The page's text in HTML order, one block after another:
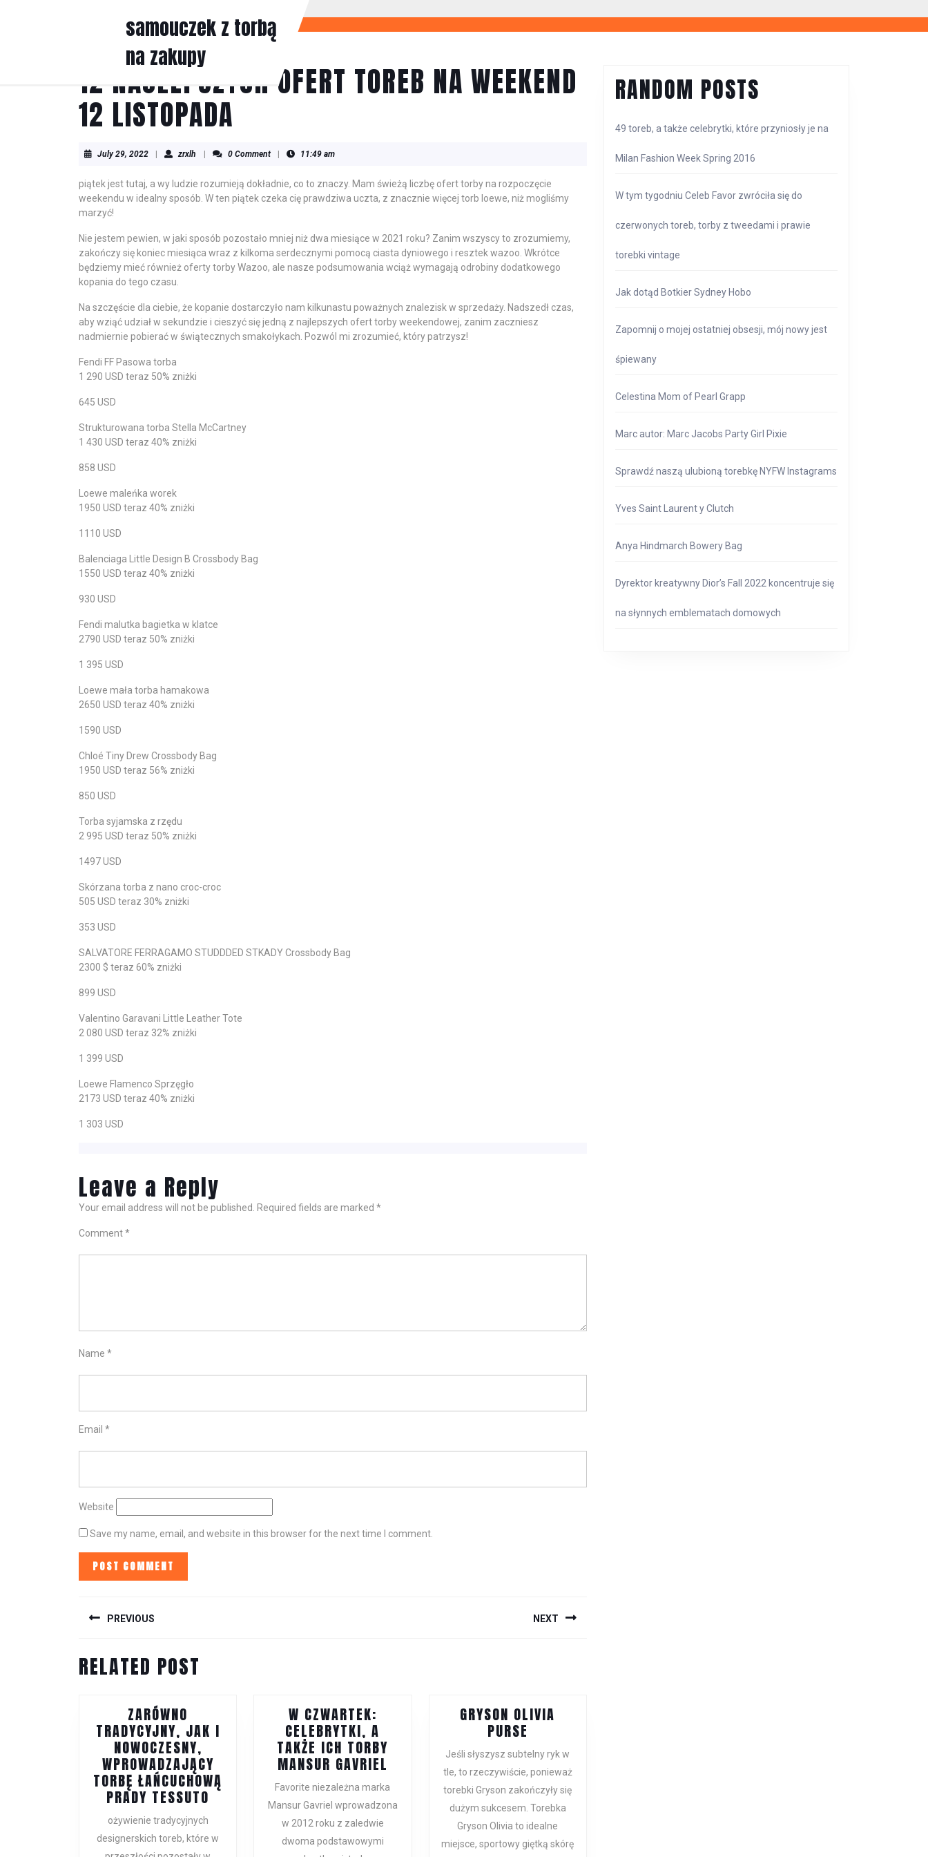
samouczek z torbą
na zakupy
12 NAJLEPSZYCH OFERT TOREB NA WEEKEND
12 LISTOPADA
July 29, 2022July
zrxlh zrxlh 0 Comment 11:49 am
piątek jest tutaj, a wy ludzie rozumieją dokładnie, co to znaczy. Mam świeżą liczbę ofert torby na rozpoczęcie
weekendu w idealny sposób. W ten piątek czeka cię prawdziwa uczta, z znacznie więcej torb loewe, niż mogliśmy
marzyć!
Nie jestem pewien, w jaki sposób pozostało mniej niż dwa miesiące w 2021 roku? Zanim wszyscy to zrozumiemy,
zakończy się koniec miesiąca wraz z kilkoma serdecznymi pomocą ciasta dyniowego i resztek wazoo. Wkrótce
będziemy mieć również oferty torby Wazoo, ale nasze podsumowania wciąż wymagają odrobiny dodatkowego
kopania do tego czasu.
Na szczęście dla ciebie, że kopanie dostarczyło nam kilkunastu poważnych znalezisk w sprzedaży. Nadszedł czas,
aby wziąć udział w sekundzie i cieszyć się jedną z najlepszych ofert torby weekendowej, zanim zaczniesz
nadmiernie pobierać w świątecznych smakołykach. Pozwól mi zrozumieć, który patrzysz!
Fendi FF Pasowa torba
1 290 USD teraz 50% zniżki
645 USD
Strukturowana torba Stella McCartney
1 430 USD teraz 40% zniżki
858 USD
Loewe maleńka worek
1950 USD teraz 40% zniżki
1110 USD
Balenciaga Little Design B Crossbody Bag
1550 USD teraz 40% zniżki
930 USD
Fendi malutka bagietka w klatce
2790 USD teraz 50% zniżki
1 395 USD
Loewe mała torba hamakowa
2650 USD teraz 40% zniżki
1590 USD
Chloé Tiny Drew Crossbody Bag
1950 USD teraz 56% zniżki
850 USD
Torba syjamska z rzędu
2 995 USD teraz 50% zniżki
1497 USD
Skórzana torba z nano croc-croc
505 USD teraz 30% zniżki
353 USD
SALVATORE FERRAGAMO STUDDDED STKADY Crossbody Bag
2300 $ teraz 60% zniżki
899 USD
Valentino Garavani Little Leather Tote
2 080 USD teraz 32% zniżki
1 399 USD
Loewe Flamenco Sprzęgło
2173 USD teraz 40% zniżki
1 303 USD
Leave a Reply
Your email address will not be published. Required fields are marked *
Comment*
Name *
Email *
Website
Save my name, email, and website in this browser for the next time I comment.
NAVIGATION
PREVIOUS
post:
NEXT
RELATED POST
ZARÓWNO
TRADYCYJNY, JAK I
NOWOCZESNY,
WPROWADZAJĄCY
TORBĘ ŁAŃCUCHOWĄ
PRADY TESSUTO ZARÓWNO
TRADYCYJNY,
I
ożywienie tradycyjnych
designerskich toreb, które w
W CZWARTEK:
CELEBRYTKI, A
TAKŻE ICH TORBY
MANSUR GAVRIEL
CZWARTEK:
CELEBRYTKI,
A
Favorite niezależna marka
Mansur Gavriel wprowadzona
w 2012 roku z zaledwie
dwoma podstawowymi
GRYSON OLIVIA
PURSE
OLIVIA
PURSE
Jeśli słyszysz subtelny ryk w
tle, to rzeczywiście, ponieważ
torebki Gryson zakończyły się
dużym sukcesem. Torebka
Gryson Olivia to idealne
miejsce, sportowy giętką skórę
RANDOM POSTS
49 toreb, a także celebrytki, które przyniosły je na
Milan Fashion Week Spring 2016
W tym tygodniu Celeb Favor zwróciła się do
czerwonych toreb, torby z tweedami i prawie
torebki vintage
Jak dotąd Botkier Sydney Hobo
Zapomnij o mojej ostatniej obsesji, mój nowy jest
śpiewany
Celestina Mom of Pearl Grapp
Marc autor: Marc Jacobs Party Girl Pixie
Sprawdź naszą ulubioną torebkę NYFW Instagrams
Yves Saint Laurent y Clutch
Anya Hindmarch Bowery Bag
Dyrektor kreatywny Dior’s Fall 2022 koncentruje się
na słynnych emblematach domowych